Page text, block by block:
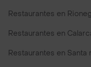
Restaurantes en
Restaurantes en
Restaurantes en Santa